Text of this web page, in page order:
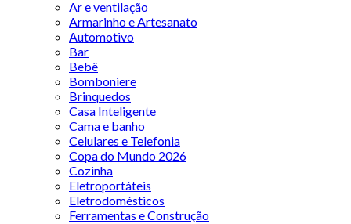
Ar e ventilação
Armarinho e Artesanato
Automotivo
Bar
Bebê
Bomboniere
Brinquedos
Casa Inteligente
Cama e banho
Celulares e Telefonia
Copa do Mundo 2026
Cozinha
Eletroportáteis
Eletrodomésticos
Ferramentas e Construção